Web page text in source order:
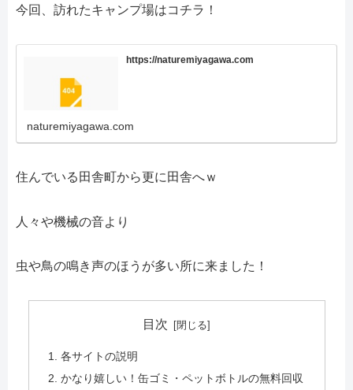
今回、訪れたキャンプ場はコチラ！
https://naturemiyagawa.com
naturemiyagawa.com
住んでいる田舎町から更に田舎へｗ
人々や機械の音より
虫や鳥の鳴き声のほうが多い所に来ました！
目次
各サイトの説明
かなり嬉しい！缶ゴミ・ペットボトルの無料回収